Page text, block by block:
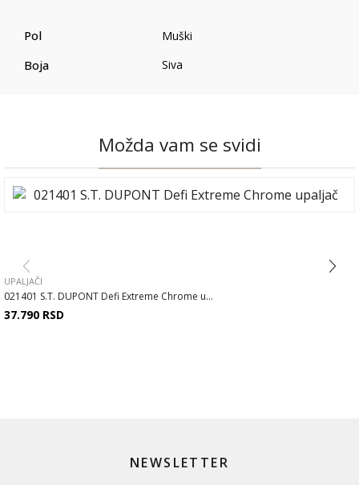
Pol Muški
Boja Siva
Možda vam se svidi
UPALJAČI
021401 S.T. DUPONT Defi Extreme Chrome u...
37.790 RSD
NEWSLETTER